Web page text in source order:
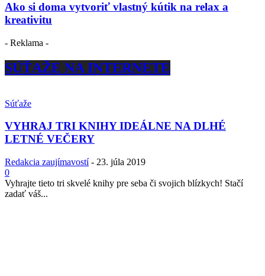
Ako si doma vytvoriť vlastný kútik na relax a
kreativitu
- Reklama -
SÚŤAŽE NA INTERNETE
Súťaže
VYHRAJ TRI KNIHY IDEÁLNE NA DLHÉ
LETNÉ VEČERY
Redakcia zaujímavostí - 23. júla 2019
0
Vyhrajte tieto tri skvelé knihy pre seba či svojich blízkych! Stačí
zadať váš...